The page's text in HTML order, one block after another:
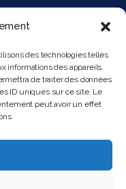
des technologies telles
informations des appareils.
de traiter des données
ID uniques sur ce site. Le
peut avoir un effet